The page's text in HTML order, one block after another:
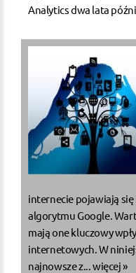
Analytics dwa lata
internecie pojawiają
algorytmu Google.
mają one kluczowy
internetowych. W
najnowsze z... więcej »